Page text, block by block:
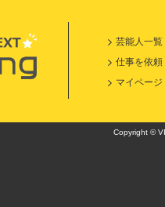
芸能人一覧
仕事を依頼
マイページ
Copyright ©